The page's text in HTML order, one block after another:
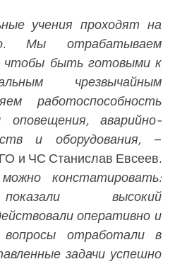
учения проходят на
Мы отрабатываем
чтобы быть готовыми к
чрезвычайным
работоспособность
оповещения, аварийно-
и оборудования, –
и ЧС Станислав Евсеев.
констатировать:
высокий
оперативно и
вопросы отработали в
задачи успешно